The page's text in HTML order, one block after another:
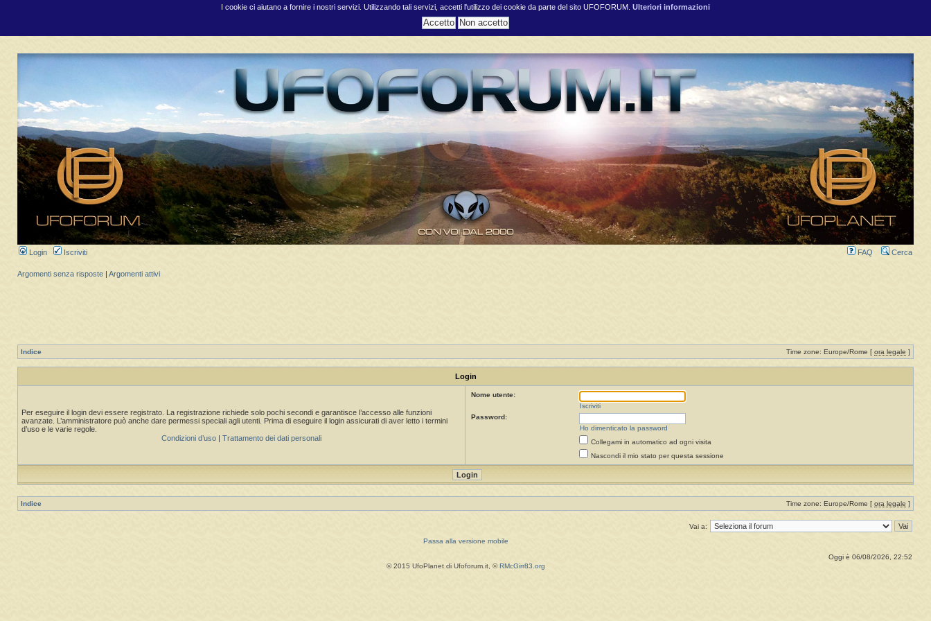
I cookie ci aiutano a fornire i nostri servizi. Utilizzando tali servizi, accetti l'utilizzo dei cookie da parte del sito UFOFORUM. Ulteriori informazioni
Login Iscriviti FAQ Cerca
Argomenti senza risposte Argomenti attivi
Indice Time zone: Europe/Rome [ ora legale ]
Login
Per eseguire il login devi essere registrato. La registrazione richiede solo pochi secondi e garantisce l’accesso alle funzioni
avanzate. L’amministratore può anche dare permessi speciali agli utenti. Prima di eseguire il login assicurati di aver letto i termini
d’uso e le varie regole.
Condizioni d’uso
Trattamento dei dati personali
Nome utente:
Iscriviti
Password:
Ho dimenticato la password
Collegami in automatico ad ogni visita
Nascondi il mio stato per questa sessione
Indice Time zone: Europe/Rome [ ora legale ]
Vai a:
Passa alla versione mobile
Oggi è 06/08/2026, 22:52
© 2015 UfoPlanet di Ufoforum.it, © RMcGirr83.org